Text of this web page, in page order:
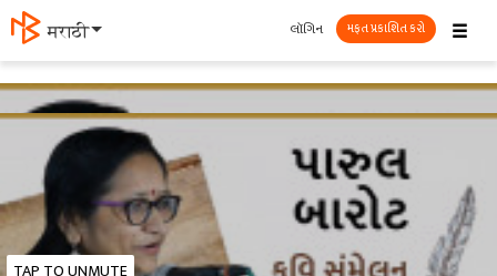
मराठी ☰
લૉગિન મફત પ્રકાશિત કરો